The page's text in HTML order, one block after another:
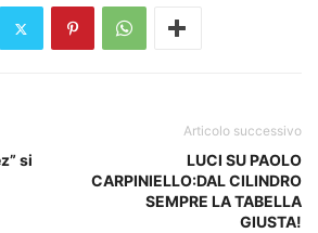
si
Articolo successivo
LUCI SU PAOLO
CARPINIELLO:DAL CILINDRO
SEMPRE LA TABELLA
GIUSTA!